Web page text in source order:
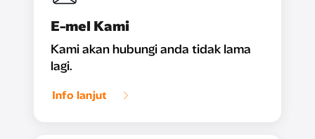
E-mel Kami
Kami akan hubungi anda tidak lama
lagi.
Info lanjut